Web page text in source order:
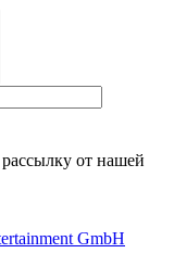
от нашей